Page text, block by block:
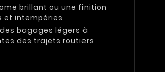
brillant ou une finition
et intempéries
bagages légers à
des trajets routiers